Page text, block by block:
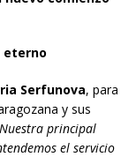
eterno
Serfunova, para
y sus
principal
el servicio